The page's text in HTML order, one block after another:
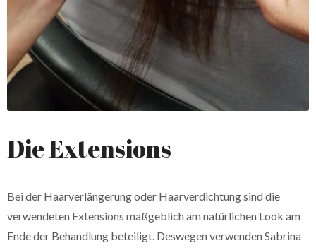
Die Extensions
Bei der Haarverlängerung oder Haarverdichtung sind die
verwendeten Extensions maßgeblich am natürlichen Look am
Ende der Behandlung beteiligt. Deswegen verwenden Sabrina